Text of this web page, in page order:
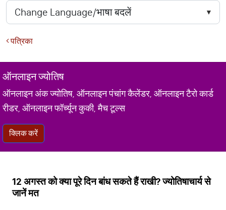
पत्रिका
ऑनलाइन ज्योतिष
ऑनलाइन अंक ज्योतिष, ऑनलाइन पंचांग कैलेंडर, ऑनलाइन टैरो कार्ड
रीडर, ऑनलाइन फॉर्च्यून कुकी, मैच टूल्स
क्लिक करें
12 अगस्त को क्या पूरे दिन बांध सकते हैं राखी? ज्योतिषाचार्य से
जानें मत